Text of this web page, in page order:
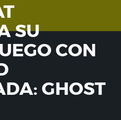
SU
CON
GHOST